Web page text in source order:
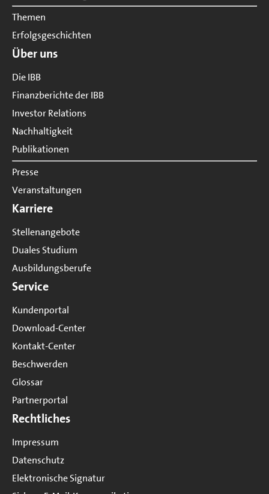
Themen
Erfolgsgeschichten
Über uns
Die IBB
Finanzberichte der IBB
Investor Relations
Nachhaltigkeit
Publikationen
Presse
Veranstaltungen
Karriere
Stellenangebote
Duales Studium
Ausbildungsberufe
Service
Kundenportal
Download-Center
Kontakt-Center
Beschwerden
Glossar
Partnerportal
Rechtliches
Impressum
Datenschutz
Elektronische Signatur